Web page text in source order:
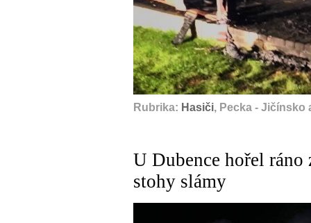
Rubrika: Hasiči, Pecka - Jičínsko
U Dubence hořel ráno
stohy slámy